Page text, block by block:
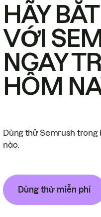
HÃY
VỚI
NGAY
HÔM
Dùng thử Semrush trong
nào.
Dùng thử miễn phí